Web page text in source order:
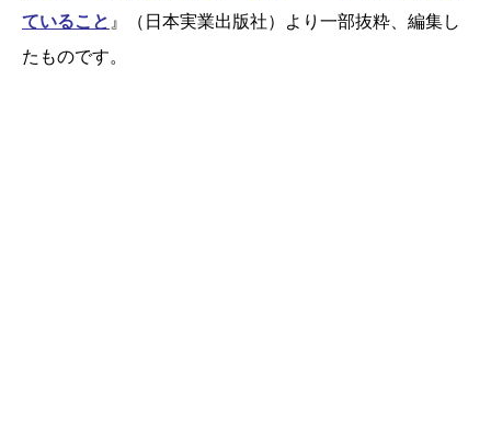
ていること 』（日本実業出版社）より一部抜粋、編集し
たものです。